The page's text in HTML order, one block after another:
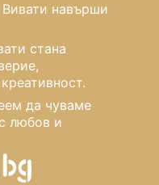
навърши
стана
да чуваме
любов и